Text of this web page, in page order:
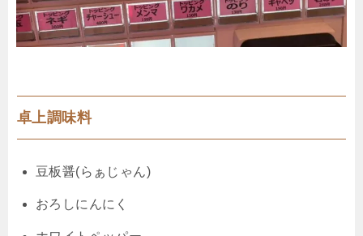
卓上調味料
豆板醤(らぁじゃん)
おろしにんにく